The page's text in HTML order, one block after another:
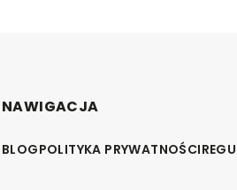
NAWIGACJA
BLOGPOLITYKA PRYWATNOŚCI